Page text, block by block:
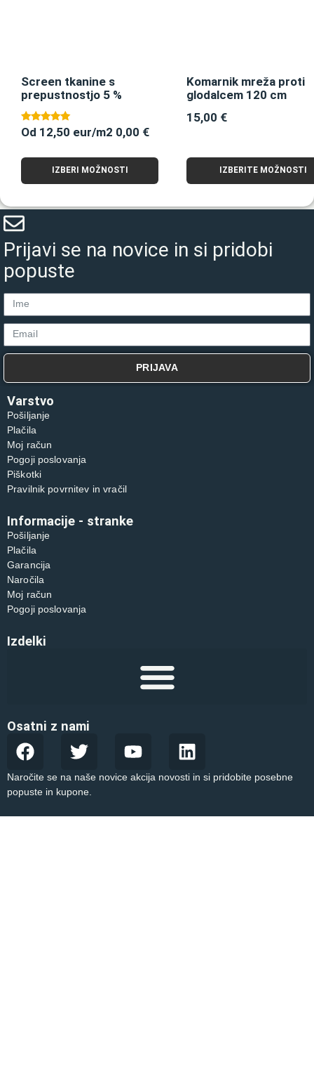
Screen tkanine s
prepustnostjo 5 %
Ocenjeno
5.00
Od 12,50 eur/m2 0,00 €
IZBERI MOŽNOSTI
Komarnik mreža proti
glodalcem 120 cm
15,00 €
IZBERITE MOŽNOSTI
Prijavi se na novice in si pridobi
popuste
PRIJAVA
Varstvo
Pošiljanje
Plačila
Moj račun
Pogoji poslovanja
Piškotki
Pravilnik povrnitev in vračil
Informacije - stranke
Pošiljanje
Plačila
Garancija
Naročila
Moj račun
Pogoji poslovanja
Izdelki
Osatni z nami
Naročite se na naše novice akcija novosti in si pridobite posebne
popuste in kupone.